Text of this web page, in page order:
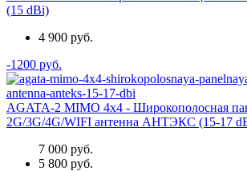
(15 dBi)
4 900 руб.
-1200 руб.
AGATA-2 MIMO 4x4 - Широкополосная
2G/3G/4G/WIFI антенна АНТЭКС (15-17
7 000 руб.
5 800 руб.